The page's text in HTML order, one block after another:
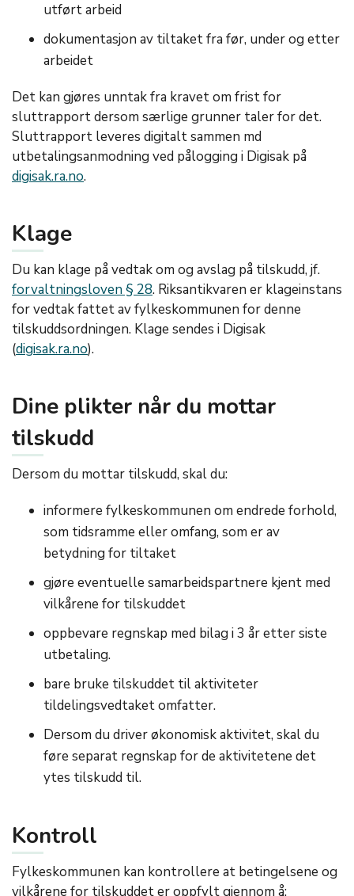
utført arbeid
dokumentasjon av tiltaket fra før, under og etter
arbeidet
Det kan gjøres unntak fra kravet om frist for
sluttrapport dersom særlige grunner taler for det.
Sluttrapport leveres digitalt sammen md
utbetalingsanmodning ved pålogging i Digisak på
digisak.ra.no.
Klage
Du kan klage på vedtak om og avslag på tilskudd, jf.
forvaltningsloven § 28. Riksantikvaren er klageinstans
for vedtak fattet av fylkeskommunen for denne
tilskuddsordningen. Klage sendes i Digisak
(digisak.ra.no).
Dine plikter når du mottar
tilskudd
Dersom du mottar tilskudd, skal du:
informere fylkeskommunen om endrede forhold,
som tidsramme eller omfang, som er av
betydning for tiltaket
gjøre eventuelle samarbeidspartnere kjent med
vilkårene for tilskuddet
oppbevare regnskap med bilag i 3 år etter siste
utbetaling.
bare bruke tilskuddet til aktiviteter
tildelingsvedtaket omfatter.
Dersom du driver økonomisk aktivitet, skal du
føre separat regnskap for de aktivitetene det
ytes tilskudd til.
Kontroll
Fylkeskommunen kan kontrollere at betingelsene og
vilkårene for tilskuddet er oppfylt gjennom å: